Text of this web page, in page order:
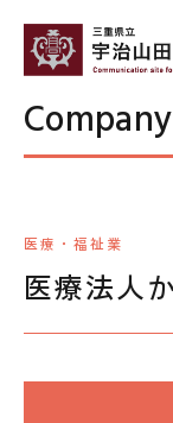
Company
医療・福祉業
医療法人